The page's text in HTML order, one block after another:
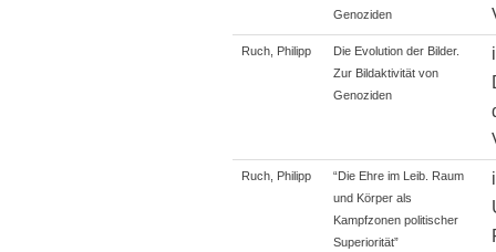
Genoziden
Ruch, Philipp
Die Evolution der Bilder.
Zur Bildaktivität von
Genoziden
Ruch, Philipp
“Die Ehre im Leib. Raum
und Körper als
Kampfzonen politischer
Superiorität”